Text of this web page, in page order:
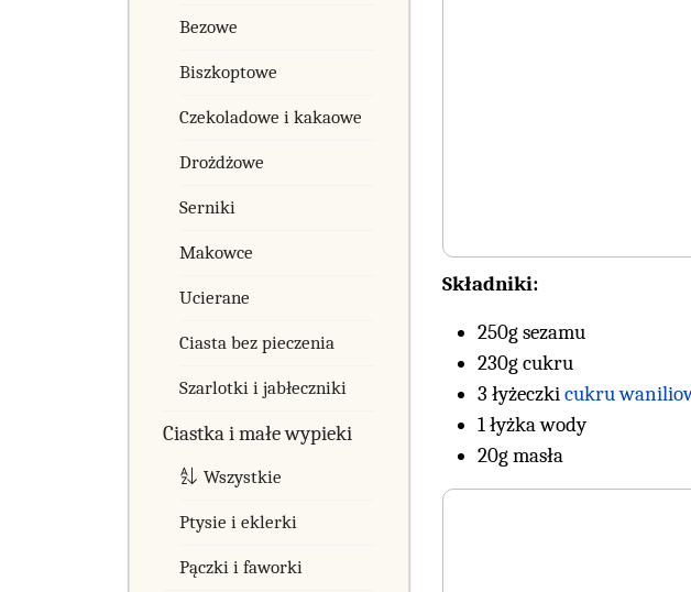
Bezowe
Biszkoptowe
Czekoladowe i kakaowe
Drożdżowe
Serniki
Makowce
Ucierane
Ciasta bez pieczenia
Szarlotki i jabłeczniki
Ciastka i małe wypieki
Wszystkie
Ptysie i eklerki
Pączki i faworki
Składniki:
250g sezamu
230g cukru
3 łyżeczkicukru
1 łyżka wody
20g masła